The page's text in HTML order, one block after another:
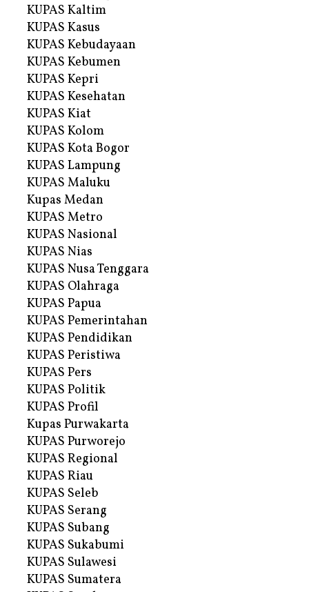
KUPAS Kaltim
KUPAS Kasus
KUPAS Kebudayaan
KUPAS Kebumen
KUPAS Kepri
KUPAS Kesehatan
KUPAS Kiat
KUPAS Kolom
KUPAS Kota Bogor
KUPAS Lampung
KUPAS Maluku
Kupas Medan
KUPAS Metro
KUPAS Nasional
KUPAS Nias
KUPAS Nusa Tenggara
KUPAS Olahraga
KUPAS Papua
KUPAS Pemerintahan
KUPAS Pendidikan
KUPAS Peristiwa
KUPAS Pers
KUPAS Politik
KUPAS Profil
Kupas Purwakarta
KUPAS Purworejo
KUPAS Regional
KUPAS Riau
KUPAS Seleb
KUPAS Serang
KUPAS Subang
KUPAS Sukabumi
KUPAS Sulawesi
KUPAS Sumatera